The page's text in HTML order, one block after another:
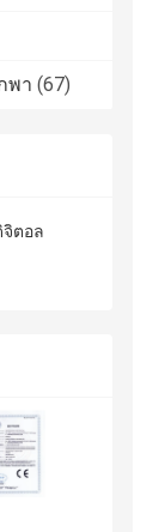
พา (67)
ตอล